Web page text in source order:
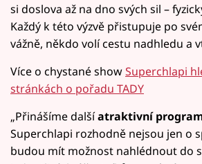
si doslova až na dno svých sil –
Každý k této výzvě přistupuje po
vážně, někdo volí cestu nadhledu a
Více o chystané showSuperchlapi
stránkách o pořadu TADY
„Přinášíme dalšíatraktivní
Superchlapi rozhodně nejsou jen o
budou mít možnost nahlédnout do